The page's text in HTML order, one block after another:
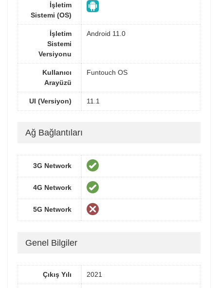
İşletim
Sistemi (OS)
İşletim
Sistemi
Versiyonu
Android 11.0
Kullanıcı
Arayüzü
Funtouch OS
UI (Versiyon) 11.1
Ağ Bağlantıları
3G Network
4G Network
5G Network
Genel Bilgiler
Çıkış Yılı 2021